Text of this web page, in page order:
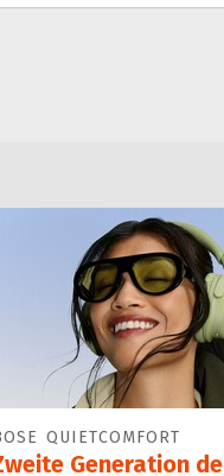
QUIETCOMFORT
Generation